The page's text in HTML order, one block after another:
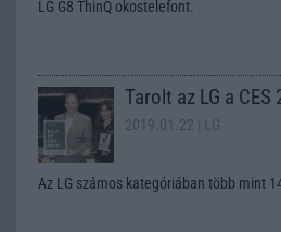
LG G8 ThinQ okostelefont.
Tarolt az LG a CES
2019.01.22 | LG
Az LG számos kategóriában több mint